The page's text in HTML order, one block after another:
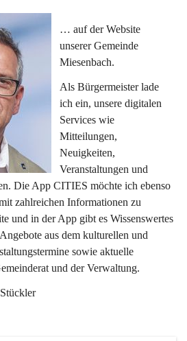
… auf der Website
unserer Gemeinde
Miesenbach.
Als Bürgermeister lade
ich ein, unsere digitalen
Services wie
Mitteilungen,
Neuigkeiten,
Veranstaltungen und
Die App CITIES möchte ich ebenso
zahlreichen Informationen zu
und in der App gibt es Wissenswertes
aus dem kulturellen und
sowie aktuelle
und der Verwaltung.